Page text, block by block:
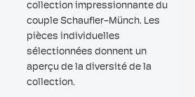
collection impressionnante du
couple Schaufler-Münch. Les
pièces individuelles
sélectionnées donnent un
aperçu de la diversité de la
collection.